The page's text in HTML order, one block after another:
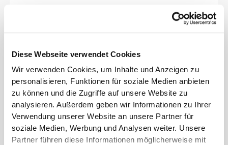
Diese Webseite verwendet Cookies
Wir verwenden Cookies, um Inhalte und Anzeigen zu
personalisieren, Funktionen für soziale Medien anbieten
zu können und die Zugriffe auf unsere Website zu
analysieren. Außerdem geben wir Informationen zu Ihrer
Verwendung unserer Website an unsere Partner für
soziale Medien, Werbung und Analysen weiter. Unsere
Partner führen diese Informationen möglicherweise mit
(cm)
(in)
EU US M US W
22
8.7"
36 4 5